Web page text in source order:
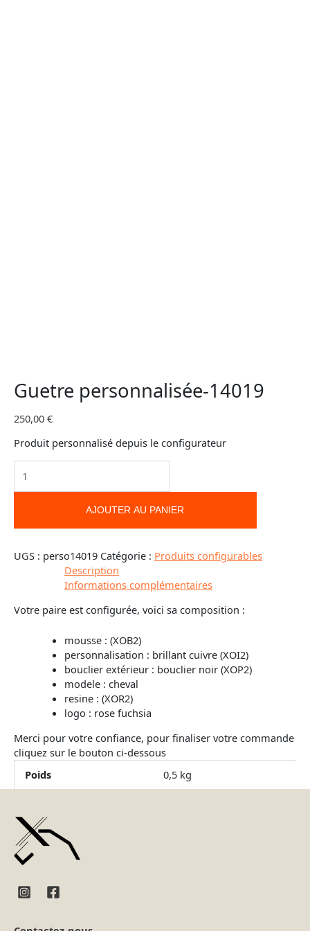
Guetre personnalisée-14019
250,00 €
Produit personnalisé depuis le configurateur
AJOUTER AU PANIER
UGS : perso14019 Catégorie : Produits configurables
Description
Informations complémentaires
Votre paire est configurée, voici sa composition :
mousse : (XOB2)
personnalisation : brillant cuivre (XOI2)
bouclier extérieur : bouclier noir (XOP2)
modele : cheval
resine : (XOR2)
logo : rose fuchsia
Merci pour votre confiance, pour finaliser votre commande
cliquez sur le bouton ci-dessous
Poids
0,5 kg